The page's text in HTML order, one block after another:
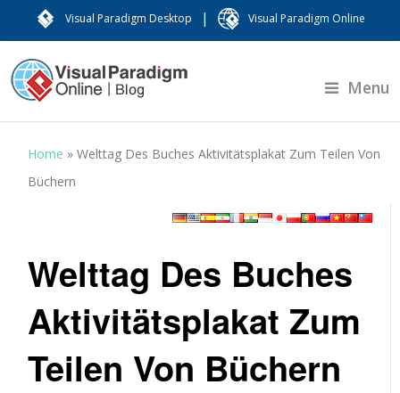
Visual Paradigm Desktop | Visual Paradigm Online
Menu
Home »Welttag Des Buches Aktivitätsplakat Zum Teilen Von
Büchern
Welttag Des Buches
Aktivitätsplakat Zum
Teilen Von Büchern